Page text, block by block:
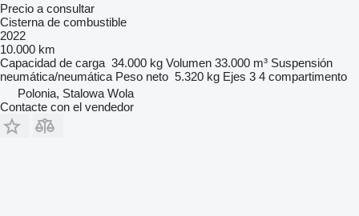
Precio a consultar
Cisterna de combustible
2022
10.000 km
Capacidad de carga 34.000 kg Volumen 33.000 m³ Suspensión
neumática/neumática Peso neto 5.320 kg Ejes 3 4 compartimento
Polonia, Stalowa Wola
Contacte con el vendedor